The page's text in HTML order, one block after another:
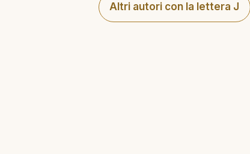
Altri autori con la lettera J